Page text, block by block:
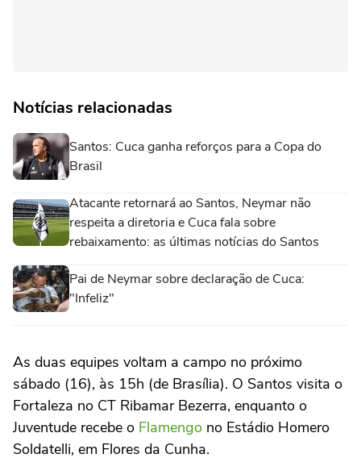
Notícias relacionadas
Santos: Cuca ganha reforços para a Copa do
Brasil
Atacante retornará ao Santos, Neymar não
respeita a diretoria e Cuca fala sobre
rebaixamento: as últimas notícias do Santos
Pai de Neymar sobre declaração de Cuca:
"Infeliz"
As duas equipes voltam a campo no próximo
sábado (16), às 15h (de Brasília). O Santos visita o
Fortaleza no CT Ribamar Bezerra, enquanto o
Juventude recebe o Flamengo no Estádio Homero
Soldatelli, em Flores da Cunha.